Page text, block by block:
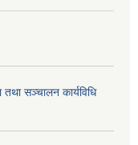
सञ्चालन कार्यविधि